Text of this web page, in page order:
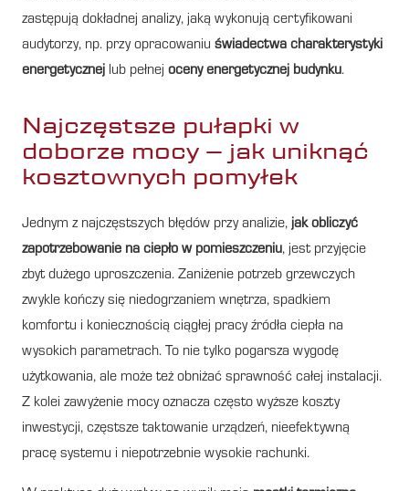
zastępują dokładnej analizy, jaką wykonują certyfikowani
audytorzy, np. przy opracowaniu świadectwa charakterystyki
energetycznej lub pełnej oceny energetycznej budynku.
Najczęstsze pułapki w
doborze mocy – jak uniknąć
kosztownych pomyłek
Jednym z najczęstszych błędów przy analizie, jak obliczyć
zapotrzebowanie na ciepło w pomieszczeniu, jest przyjęcie
zbyt dużego uproszczenia. Zaniżenie potrzeb grzewczych
zwykle kończy się niedogrzaniem wnętrza, spadkiem
komfortu i koniecznością ciągłej pracy źródła ciepła na
wysokich parametrach. To nie tylko pogarsza wygodę
użytkowania, ale może też obniżać sprawność całej instalacji.
Z kolei zawyżenie mocy oznacza często wyższe koszty
inwestycji, częstsze taktowanie urządzeń, nieefektywną
pracę systemu i niepotrzebnie wysokie rachunki.